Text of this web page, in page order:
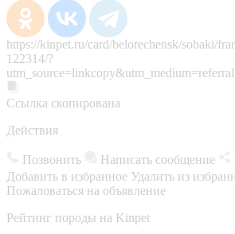
https://kinpet.ru/card/belorechensk/sobaki/
122314/?
Ссылка скопирована
Действия
Позвонить Написать сообщение
Добавить в избранное Удалить из
Пожаловаться на объявление
Рейтинг породы на Kinpet